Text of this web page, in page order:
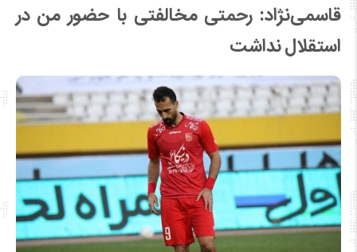
قاسمی‌نژاد: رحمتی مخالفتی با حضور من در
استقلال نداشت